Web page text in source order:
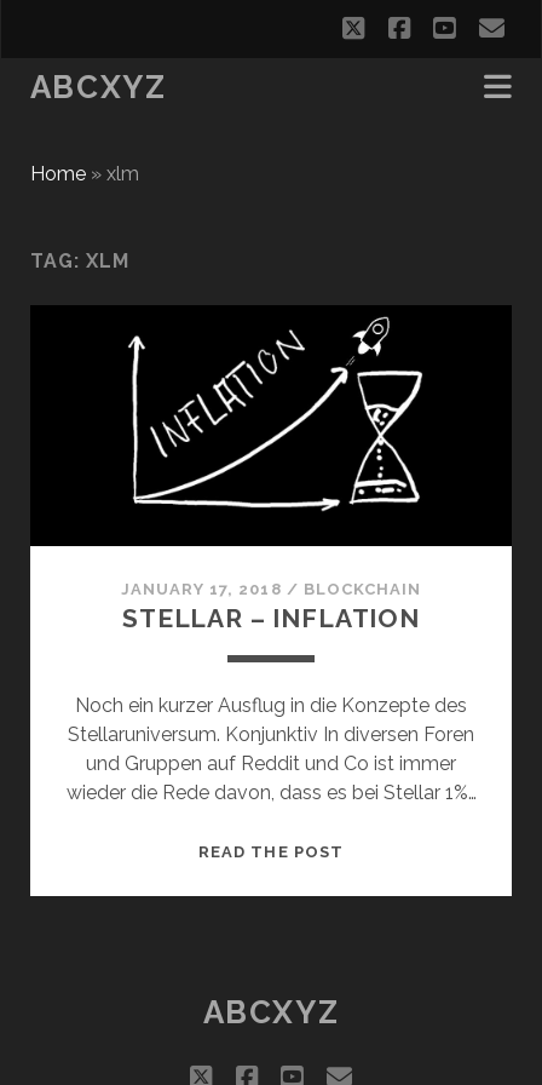
twitterfacebook
ABCXYZ
Home» xlm
TAG: XLM
JANUARY 17, 2018 / BLOCKCHAIN
STELLAR – INFLATION
Noch ein kurzer Ausflug in die Konzepte des
Stellaruniversum. Konjunktiv In diversen Foren
und Gruppen auf Reddit und Co ist immer
wieder die Rede davon, dass es bei Stellar 1%…
READ THE POST
ABCXYZ
twitterfacebook
youtube
email